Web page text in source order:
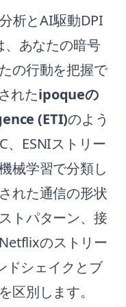
析とAI駆動DPI
、あなたの暗号
の行動を把握で
れたipoqueの
(ETI)のよう
、ESNIストリー
械学習で分類し
れた通信の形状
トパターン、接
のストリー
ドシェイクとブ
区別します。